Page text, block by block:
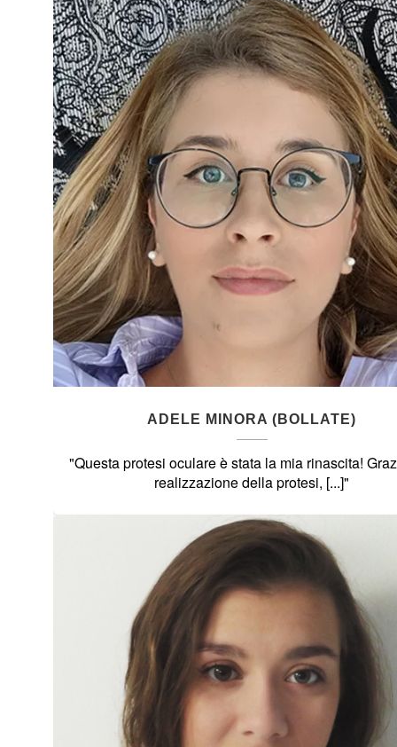
ADELE MINORA (BOLLATE)
"Questa protesi oculare è stata la mia rinascita!
realizzazione della protesi, [...]"